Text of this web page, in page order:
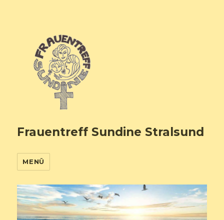
Frauentreff Sundine Stralsund
MENÜ